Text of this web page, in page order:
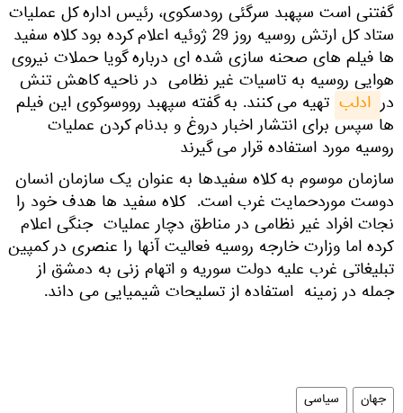
گفتنی است سپهبد سرگئی رودسکوی، رئیس اداره کل عملیات
ستاد کل ارتش روسیه روز 29 ژوئیه اعلام کرده بود کلاه سفید
ها فیلم های صحنه سازی شده ای درباره گویا حملات نیروی
هوایی روسیه به تاسیات غیر نظامی در ناحیه کاهش تنش
در ادلب تهیه می کنند. به گفته سپهبد رووسوکوی این فیلم
ها سپس برای انتشار اخبار دروغ و بدنام کردن عملیات
روسیه مورد استفاده قرار می گیرند
سازمان موسوم به کلاه سفیدها به عنوان یک سازمان انسان
دوست موردحمایت غرب است. کلاه سفید ها هدف خود را
نجات افراد غیر نظامی در مناطق دچار عملیات جنگی اعلام
کرده اما وزارت خارجه روسیه فعالیت آنها را عنصری در کمپین
تبلیغاتی غرب علیه دولت سوریه و اتهام زنی به دمشق از
جمله در زمینه استفاده از تسلیحات شیمیایی می داند.
جهان سیاسی